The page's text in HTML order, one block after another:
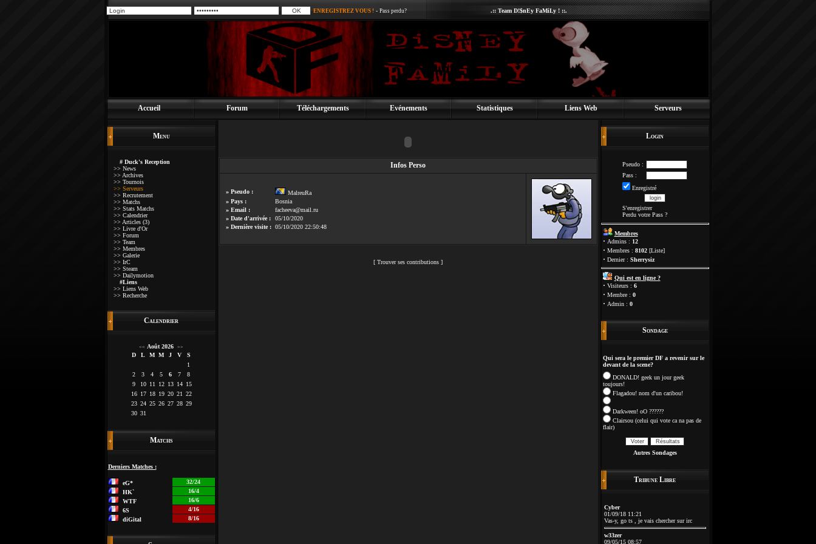
ENREGISTREZ VOUS !- Pass perdu? .:: Team D!$nEy FaMiLy ! ::.
Accueil Forum Téléchargements Evénements Statistiques Liens Web Serveurs
Menu
# Duck's Reception
>> News
>> Archives
>> Tournois
>> Serveurs
>> Recrutement
>> Matchs
>> Stats Matchs
>> Calendrier
>> Articles (3)
>> Livre d'Or
>> Forum
>> Team
>> Membres
>> Galerie
>> IrC
>> Steam
>> Dailymotion
#Liens
>> Liens Web
>> Recherche
Calendrier
<< Août 2026 >>
D L M M J V
S
1
2
3 4 5 6 7
8
9
10 11 12 13 14 15
16 17 18 19 20 21
22
23 24 25 26 27 28 29
30 31
Matchs
Derniers Matches :
eG*
32/24
HK`
16/4
WTF
16/6
6S
4/16
diGital
8/16
Infos Perso
» Pseudo :
MalreuRa
» Pays :
Bosnia
» Email :
facheeva@mail.ru
» Date d'arrivée :
05/10/2020
» Dernière visite : 05/10/2020 22:50:48
[ Trouver ses contributions ]
Login
Pseudo :
Pass :
Enregistré
S'enregistrer
Perdu votre Pass ?
Membres
· Admins : 12
· Membres : 8102[Liste]
· Dernier : Sherrysiz
Qui est en ligne ?
· Visiteurs : 6
· Membre : 0
· Admin : 0
Sondage
Qui sera le premier DF a revenir sur le
devant de la scene?
DONALD! geek un jour geek
toujours!
Flagadou! nom d'un caribou!
Darkween! oO ??????
Clairsou (celui qui vote ca na pas de
flair)
Autres Sondages
Tribune Libre
Cyber
01/09/18 11:21
Vas-y, go ts , je vais chercher sur irc
w33zer
09/05/15 08:57